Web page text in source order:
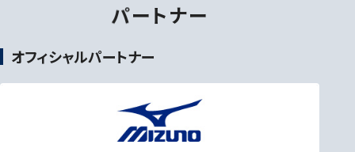
パー トナー
オフィシャルパートナー